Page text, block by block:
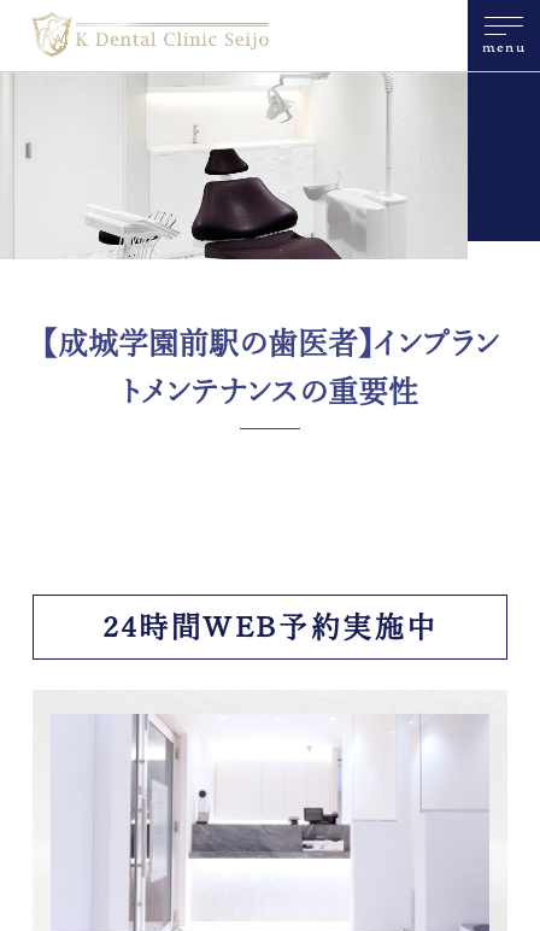
menu
【成城学園前駅の歯医者】インプラン
トメンテナンスの重要性
24時間WEB予約実施中